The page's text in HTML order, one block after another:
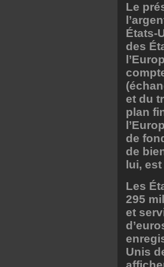
Le
États-
des
et du
plan
de
de
lui,
Les
295
et
Unis